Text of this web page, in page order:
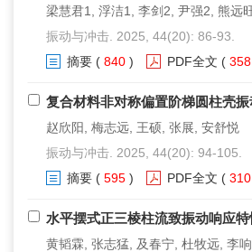
梁慧君1, 浮洁1, 李剑2, 尹强2, 熊远
振动与冲击. 2025, 44(20): 86-93.
摘要 ( 840 ) PDF全文 ( 358
复合材料非对称偏置阶梯圆柱壳
赵欣阳, 梅志远, 王硕, 张展, 安舒悦
振动与冲击. 2025, 44(20): 94-105.
摘要 ( 595 ) PDF全文 ( 310
水平摆式正三棱柱流致振动响应
黄韬霖, 张志猛, 及春宁, 杜牧远, 李